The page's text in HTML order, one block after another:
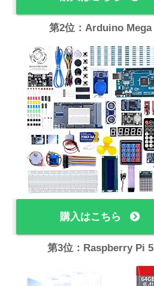
第2位：Arduino Mega
購入はこちら
第3位：Raspberry Pi 5